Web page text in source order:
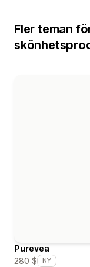
Fler teman
Purevea
280 $
NY